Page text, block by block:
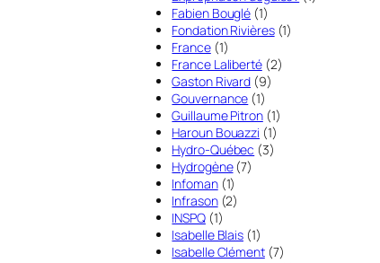
Fabien Bouglé (1)
Fondation Rivières(1)
France(1)
France Laliberté(2)
Gaston Rivard (9)
Gouvernance (1)
Guillaume Pitron(1)
Haroun Bouazzi (1)
Hydro-Québec (3)
Hydrogène(7)
Infoman(1)
Infrason(2)
INSPQ(1)
Isabelle Blais (1)
Isabelle Clément(7)